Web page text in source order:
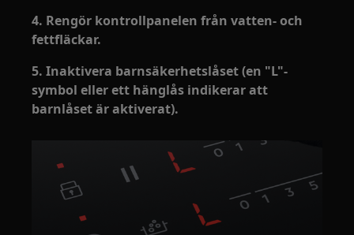
4. Rengör kontrollpanelen från vatten- och
fettfläckar.
5. Inaktivera barnsäkerhetslåset (en "L"-
symbol eller ett hänglås indikerar att
barnlåset är aktiverat).